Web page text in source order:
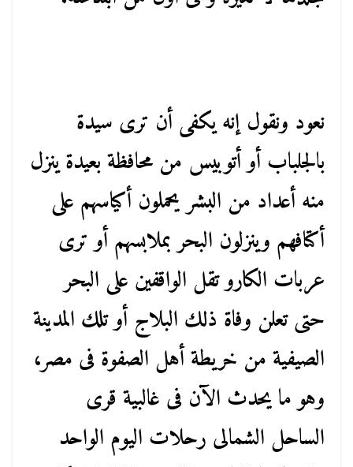
نعود ونقول إنه يكفى أن ترى سيدة
بالجلباب أو أتوبيس من محافظة بعيدة ينزل
منه أعداد من البشر يحملون أكياسهم على
أكتافهم وينزلون البحر بملابسهم أو ترى
عربات الكارو تقل الواقفين على البحر
حتى تعلن وفاة ذلك البلاج أو تلك المدينة
الصيفية من خريطة أهل الصفوة فى مصر،
وهو ما يحدث الآن فى غالبية قرى
الساحل الشمالى رحلات اليوم الواحد